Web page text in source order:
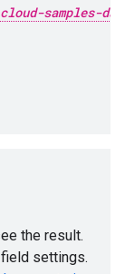
cloud-samples-